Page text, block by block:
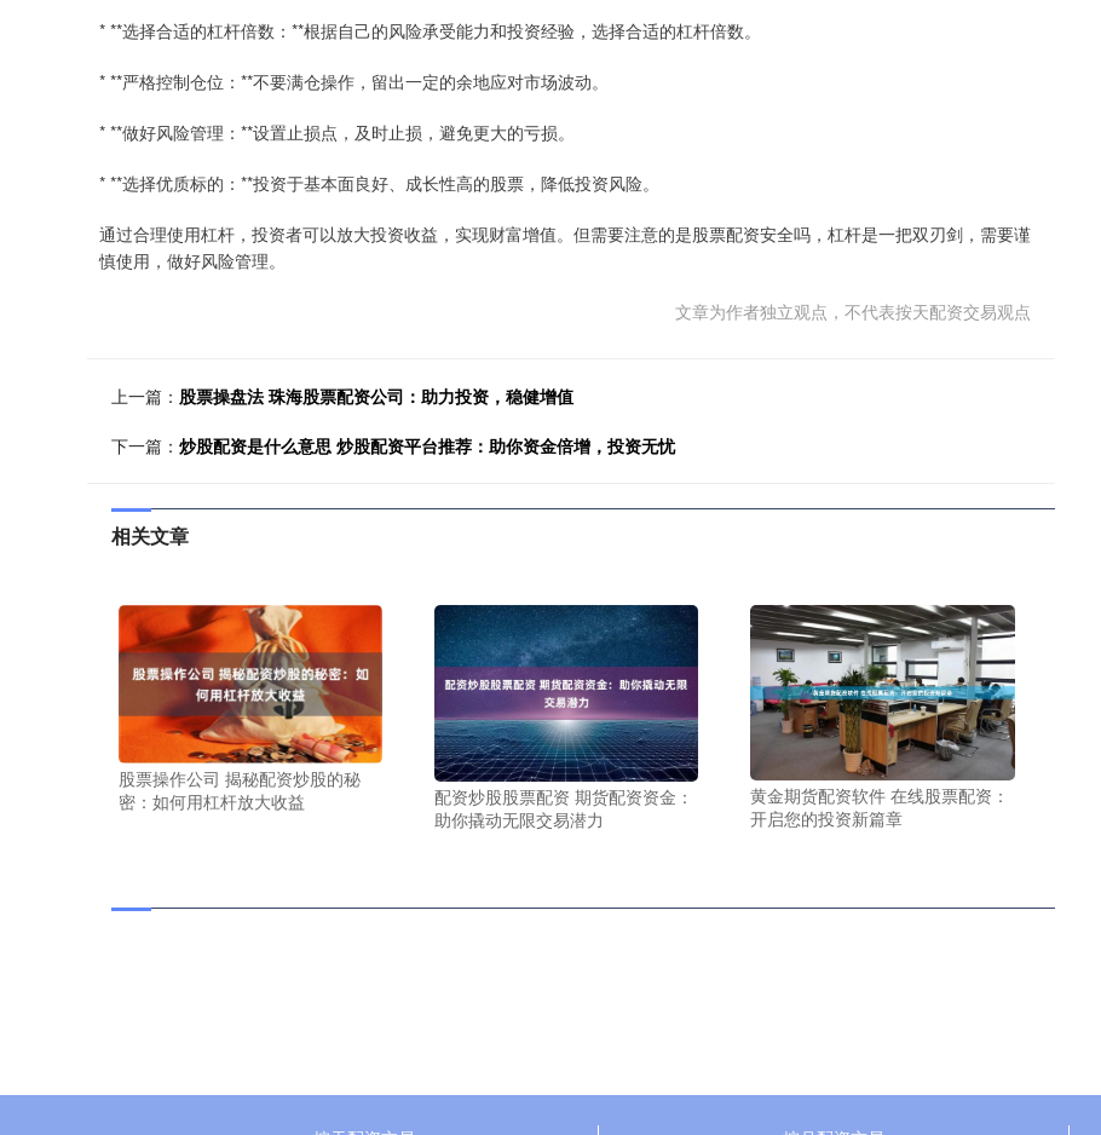
* **选择合适的杠杆倍数：**根据自己的风险承受能力和投资经验，选择合适的杠杆倍数。
* **严格控制仓位：**不要满仓操作，留出一定的余地应对市场波动。
* **做好风险管理：**设置止损点，及时止损，避免更大的亏损。
* **选择优质标的：**投资于基本面良好、成长性高的股票，降低投资风险。
通过合理使用杠杆，投资者可以放大投资收益，实现财富增值。但需要注意的是股票配资安全吗，杠杆是一把双刃剑，需要谨
慎使用，做好风险管理。
文章为作者独立观点，不代表按天配资交易观点
上一篇： 股票操盘法 珠海股票配资公司：助力投资，稳健增值
下一篇： 炒股配资是什么意思 炒股配资平台推荐：助你资金倍增，投资无忧
相关文章
股票操作公司 揭秘配资炒股的秘
密：如何用杠杆放大收益
配资炒股股票配资 期货配资资金：
助你撬动无限交易潜力
黄金期货配资软件 在线股票配资：
开启您的投资新篇章